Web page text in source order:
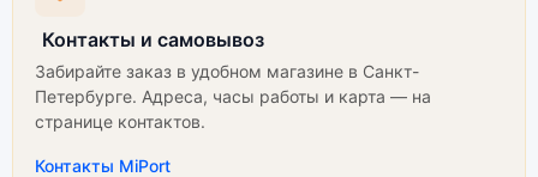
Контакты и самовывоз
Забирайте заказ в удобном магазине в Санкт-
Петербурге. Адреса, часы работы и карта — на
странице контактов.
Контакты MiPort